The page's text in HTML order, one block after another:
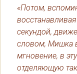
«Потом,
секундой,
словом, Мишка
мгновение, в
отделяющую